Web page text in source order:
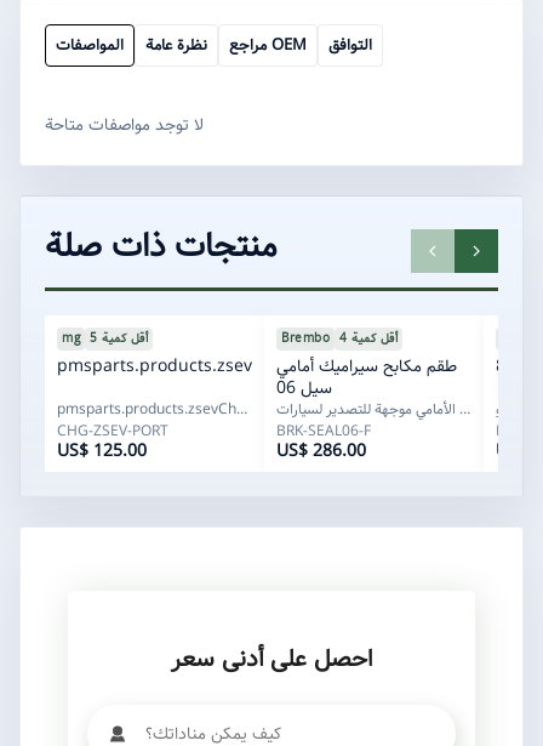
المواصفات نظرة عامة مراجع OEM التوافق
لا توجد مواصفات متاحة
منتجات ذات صلة
CHG-ZSEV-PORT
ELC-
ZSEVCHRG
mg أقل كمية 5
pmsparts.products.zsevCharging.name
pmsparts.products.zsevCharging.subtitle
CHG-ZSEV-PORT
US$ 125.00
BRK-SEAL06-F
SEAL06
Brembo أقل كمية 4
طقم مكابح سيراميك أمامي
سيل 06
حزمة مكابح للمحور الأمامي موجهة للتصدير لسيارات BY...
BRK-SEAL06-F
US$ 286.00
FLT-
US$
احصل على أدنى سعر